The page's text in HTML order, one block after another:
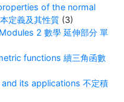
of the normal
定義及其性質 (3)
2 數學 延伸部分 單
functions 續三角函數
its applications 不定積